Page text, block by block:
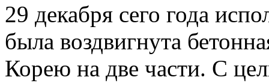
29 декабря сего года
была воздвигнута
Корею на две части. С